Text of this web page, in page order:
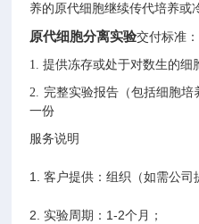
养的原代细胞继续传代培养或
原代细胞分离实验交付标准：
1. 提供冻存或处于对数生的细
2. 完整实验报告（包括细胞培
一份
服务说明
1. 客户提供：组织（如需公司
2. 实验周期：1-2个月；